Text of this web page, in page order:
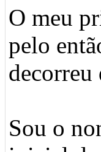
O meu
pelo
decorreu
Sou o